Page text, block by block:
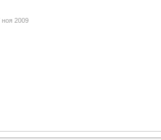
ноя 2009